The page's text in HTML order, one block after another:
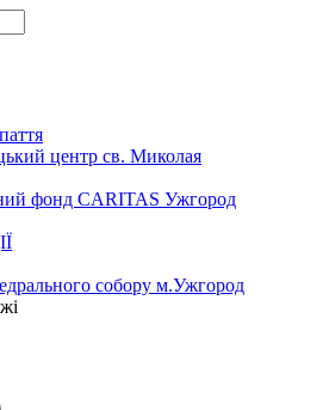
центр св. Миколая
фонд CARITAS Ужгород
собору м.Ужгород